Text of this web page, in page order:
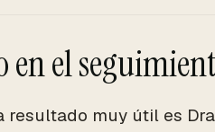
el
resultado muy útil es